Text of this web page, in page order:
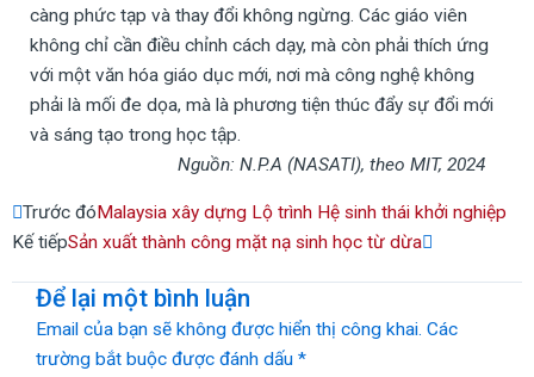
càng phức tạp và thay đổi không ngừng. Các giáo viên
không chỉ cần điều chỉnh cách dạy, mà còn phải thích ứng
với một văn hóa giáo dục mới, nơi mà công nghệ không
phải là mối đe dọa, mà là phương tiện thúc đẩy sự đổi mới
và sáng tạo trong học tập.
Nguồn: N.P.A (NASATI), theo MIT, 2024
Prev
Trước đóMalaysia xây dựng Lộ trình Hệ sinh thái khởi nghiệp
Kế tiếpSản xuất thành công mặt nạ sinh học từ dừa
Next
Để lại một bình luận
Email của bạn sẽ không được hiển thị công khai. Các
trường bắt buộc được đánh dấu *